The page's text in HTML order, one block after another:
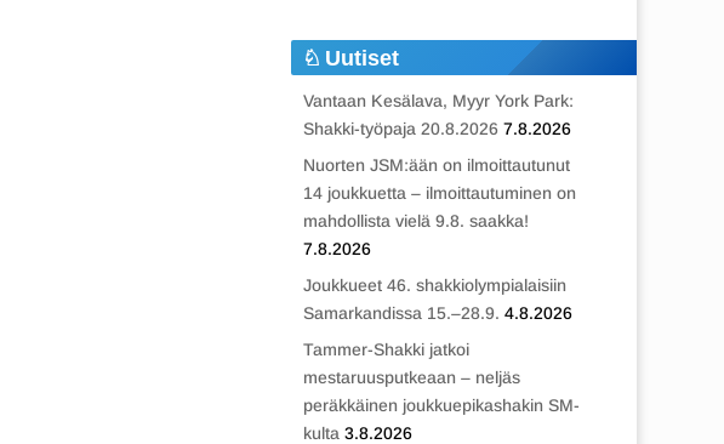
Uutiset
Vantaan Kesälava, Myyr York Park:
Shakki-työpaja 20.8.2026 7.8.2026
Nuorten JSM:ään on ilmoittautunut
14 joukkuetta – ilmoittautuminen on
mahdollista vielä 9.8. saakka!
7.8.2026
Joukkueet 46. shakkiolympialaisiin
Samarkandissa 15.–28.9. 4.8.2026
Tammer-Shakki jatkoi
mestaruusputkeaan – neljäs
peräkkäinen joukkuepikashakin SM-
kulta 3.8.2026